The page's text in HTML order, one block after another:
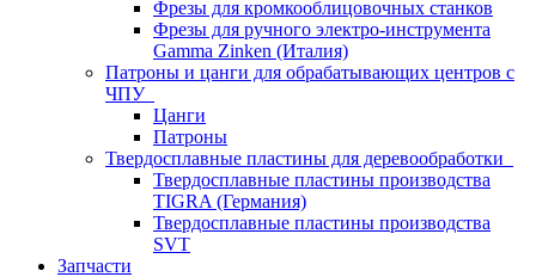
Фрезы для кромкооблицовочных станков
Фрезы для ручного электро-инструмента
Gamma Zinken (Италия)
Патроны и цанги для обрабатывающих центров с
ЧПУ
Цанги
Патроны
Твердосплавные пластины для деревообработки
Твердосплавные пластины производства
TIGRA (Германия)
Твердосплавные пластины производства
SVT
Запчасти